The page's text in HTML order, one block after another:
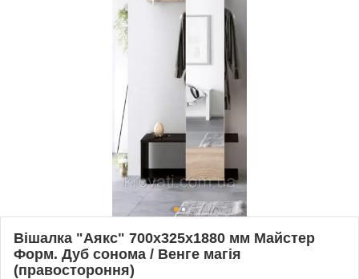
Вішалка "Аякс" 700x325x1880 мм Майстер
Форм. Дуб сонома / Венге магія
(правостороння)